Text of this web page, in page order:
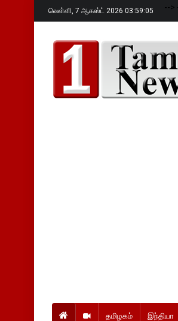
வெள்ளி, 7 ஆகஸ்ட் 2026 03:59:07 -->
தமிழகம் இந்தியா